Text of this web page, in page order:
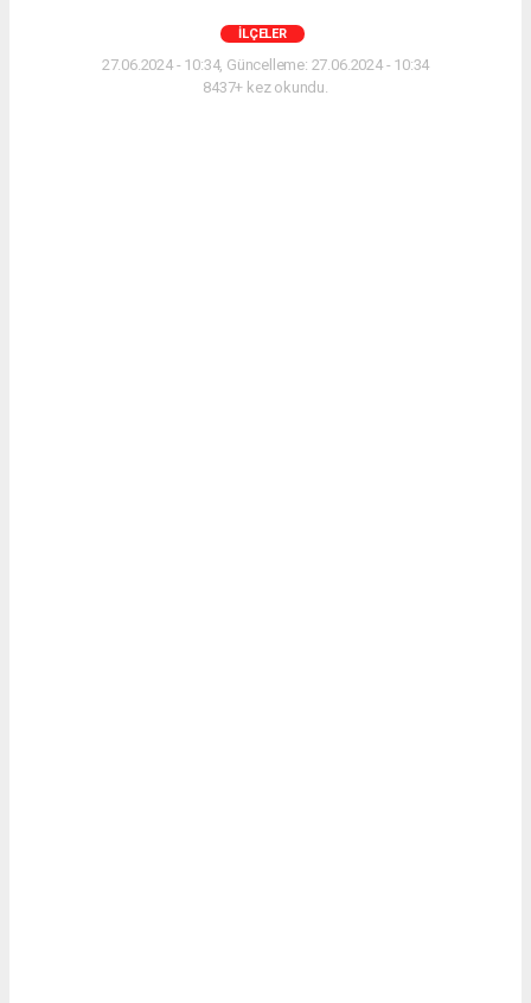
İLÇELER
27.06.2024 - 10:34, Güncelleme: 27.06.2024 - 10:34
8437+ kez okundu.